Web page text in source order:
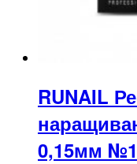
RUNAIL
0,15мм